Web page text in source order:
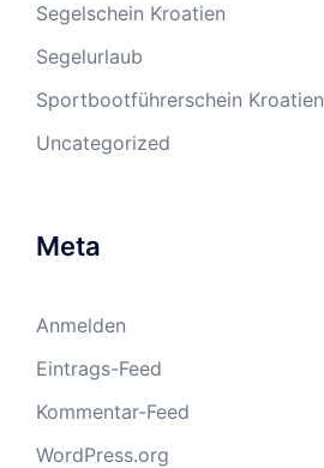
Segelschein Kroatien
Segelurlaub
Sportbootführerschein Kroatien
Uncategorized
Meta
Anmelden
Eintrags-Feed
Kommentar-Feed
WordPress.org